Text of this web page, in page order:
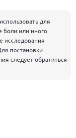
для
боли или иного
исследования
постановки
следует обратиться